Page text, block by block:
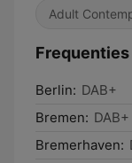
Adult
Frequenties
Berlin: DAB+
Bremen: DAB+
Bremerhaven: